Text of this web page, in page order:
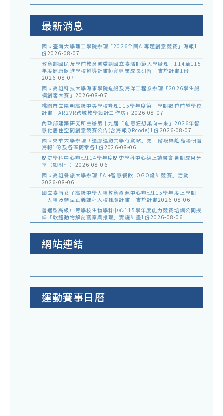
室
最新消息
國立臺南大學理工學院辦理「2026全國AI專題創意競賽」海報1
份2026-08-07
教育部國民及學前教育署委請國立臺灣師範大學辦理「114至115
年度健康促進學校輔導計畫師資專業成長研習」實施計畫1份
2026-08-07
國立高雄科技大學海事學院造船及海洋工程系辦理「2026學生船
模創客大賽」 2026-08-07
桃園市立陽明高級中等學校辦理115學年度第一學期數位前導學校
計畫「AR2VR跨域教學設計工作坊」 2026-08-07
內政部建築研究所主辦第十九屆「創意狂想巢向未來」2026年智
慧化居住空間創意競賽公告(含海報QRcode)1份2026-08-07
國立東華大學辦理「適應運動共學行動站」第二階段與離島場研習
海報1份及各區簡章各1份2026-08-06
歷史學科中心辦理114學年度歷史學科中心線上讀書會暑期成果分
享（如附件） 2026-08-06
國立高雄餐旅大學辦理「AI+智慧餐飲LOGO設計競賽」活動
2026-08-06
國立臺南女子高級中學人權教育資源中心辦理115學年度上學期
「人權及轉型正義課程入校推廣計畫」實施計畫2026-08-06
普通型高級中等學校生物學科中心115學年度能力競賽培訓公開授
課「軟體動物解剖觀察與推理」實施計畫1份2026-08-06
網站連結
運動賽事日曆